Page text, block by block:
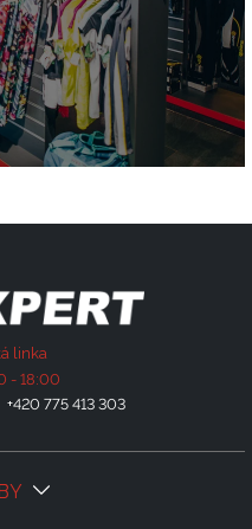
linka
- 18:00
+420 775 413 303